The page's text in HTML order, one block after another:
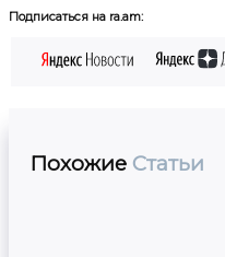
Подписаться на ra.am:
Похожие Статьи